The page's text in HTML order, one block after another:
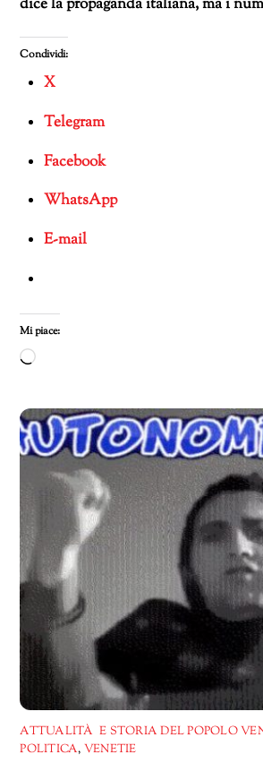
dice la propaganda italiana, ma i
Condividi:
X
Telegram
Facebook
WhatsApp
E-mail
Mi piace:
Caricamento
corso…
ATTUALITÀ E STORIA DEL POPOLO
POLITICA, VENETIE